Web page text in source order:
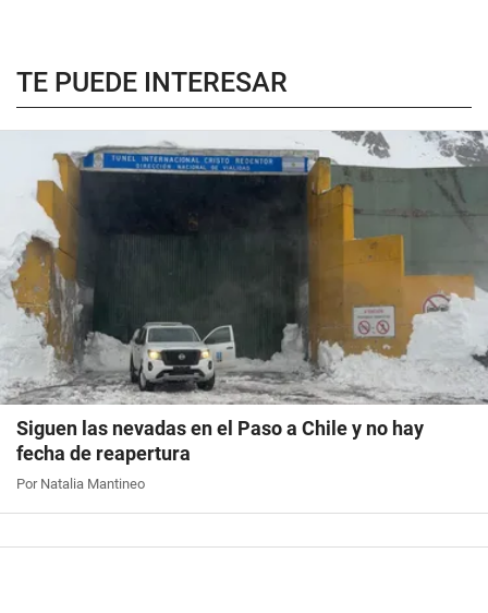
TE PUEDE INTERESAR
Siguen las nevadas en el Paso a Chile y no hay
fecha de reapertura
Por Natalia Mantineo